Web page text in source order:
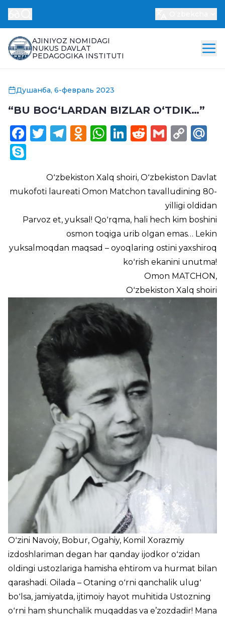
AJINIYOZ NOMIDAGI
NUKUS DAVLAT
PEDAGOGIKA INSTITUTI
Душанба, 6-февраль 2023
“BU BOGʻLARDAN BIZLAR OʻTDIK…”
Facebook
Twitter
Telegram
Odnoklassniki
WhatsApp
LinkedIn
Reddit
Gmail
Oʻzbekiston Xalq shoiri, Oʻzbekiston Davlat
mukofoti laureati Omon Matchon tavalludining 80-
yilligi oldidan
Parvoz et, yuksal! Qoʻrqma, hali hech kim boshini
osmon toqiga urib olgan emas… Lekin
yuksalmoqdan maqsad – oyoqlaring ostini yaxshiroq
koʻrish ekanini unutma!
Omon MATCHON,
Oʻzbekiston Xalq shoiri
Oʻzini Navoiy, Bobur, Ogahiy, Komil Xorazmiy
izdoshlariman degan har qanday ijodkor oʻzidan
oldingi ustozlariga hamisha ehtirom va hurmat bilan
qarashadi. Oilada – Otaning oʻrni qanchalik ulugʻ
boʻlsa, jamiyatda, ijtimoiy hayot muhitida Ustozning
oʻrni ham shunchalik muqaddas va e’zozdadir! Mana